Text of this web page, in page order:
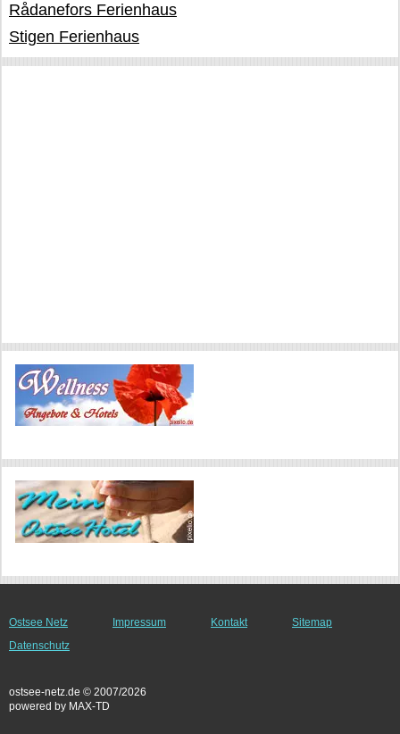
Rådanefors Ferienhaus
Stigen Ferienhaus
Ostsee Netz Impressum Kontakt
Sitemap
Datenschutz
ostsee-netz.de © 2007/2026
powered by MAX-TD